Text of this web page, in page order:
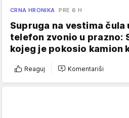
CRNA HRONIKA PRE 6 H
Supruga na vestima čula
telefon zvonio u prazno:
kojeg je pokosio kamion
Reaguj Komentariši